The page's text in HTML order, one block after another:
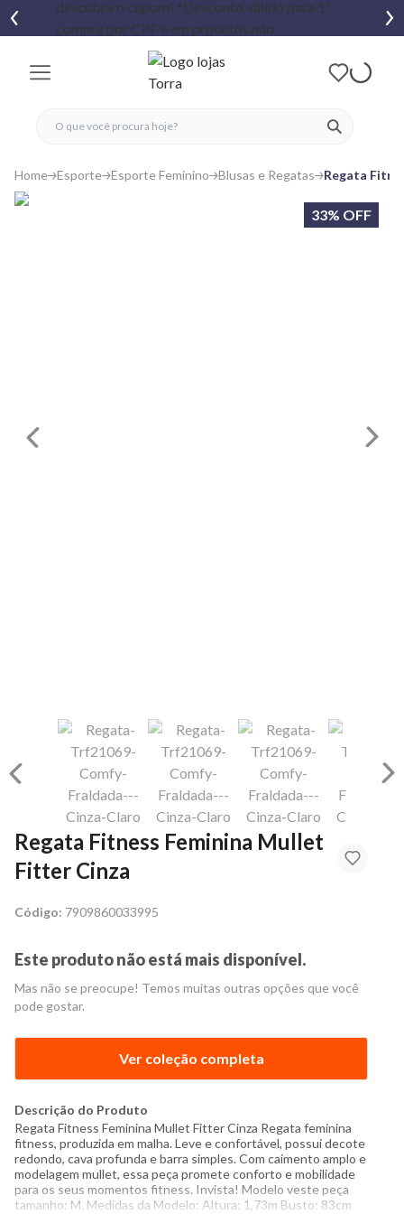
ver
fechar menu
fechar menu
favoritos
Home Esporte Esporte Feminino Blusas e Regatas Regata
33% OFF
Regata Fitness Feminina Mullet
Fitter Cinza
Código: 7909860033995
Este produto não está mais disponível.
Mas não se preocupe! Temos muitas outras opções que você
pode gostar.
Ver coleção completa
Descrição do Produto
Regata Fitness Feminina Mullet Fitter Cinza Regata feminina
fitness, produzida em malha. Leve e confortável, possui decote
redondo, cava profunda e barra simples. Com caimento amplo e
modelagem mullet, essa peça promete conforto e mobilidade
para os seus momentos fitness. Invista! Modelo veste peça
tamanho: M. Medidas da Modelo: Altura: 1,73m Busto: 83cm